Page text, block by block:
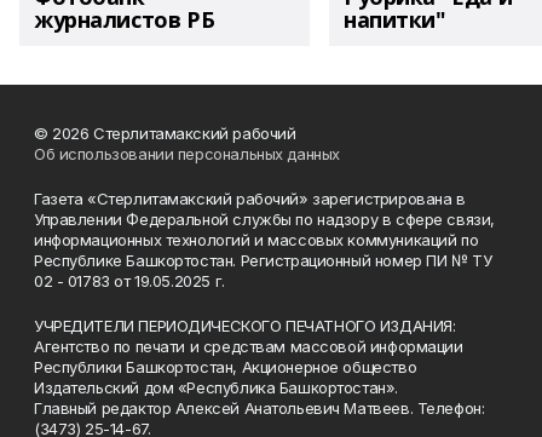
журналистов РБ напитки"
© 2026 Стерлитамакский рабочий
Об использовании персональных данных
Газета «Стерлитамакский рабочий» зарегистрирована в
Управлении Федеральной службы по надзору в сфере связи,
информационных технологий и массовых коммуникаций по
Республике Башкортостан. Регистрационный номер ПИ № ТУ
02 - 01783 от 19.05.2025 г.
УЧРЕДИТЕЛИ ПЕРИОДИЧЕСКОГО ПЕЧАТНОГО ИЗДАНИЯ:
Агентство по печати и средствам массовой информации
Республики Башкортостан, Акционерное общество
Издательский дом «Республика Башкортостан».
Главный редактор Алексей Анатольевич Матвеев. Телефон:
(3473) 25-14-67.